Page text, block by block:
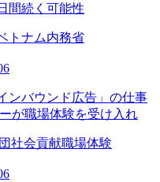
間続く可能性
トナム内務省
ンバウンド広告」の仕事
が職場体験を受け入れ
社会貢献職場体験